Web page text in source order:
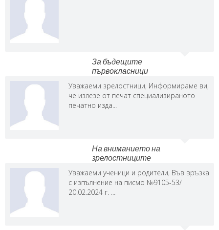
За бъдещите
първокласници
Уважаеми зрелостници, Информираме ви,
че излезе от печат специализираното
печатно изда...
На вниманието на
зрелостниците
Уважаеми ученици и родители, Във връзка
с изпълнение на писмо №9105-53/
20.02.2024 г. ...